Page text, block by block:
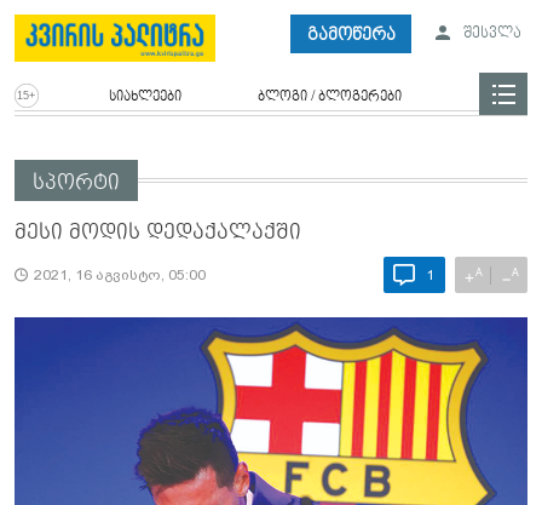
გამოწერა შესვლა
სიახლეები ბლოგი / ბლოგერები
სპორტი
მესი მოდის დედაქალაქში
2021, 16 აგვისტო, 05:00 1 +A −A